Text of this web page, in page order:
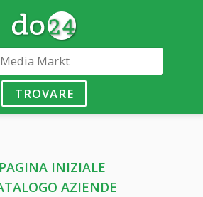
TROVARE
PAGINA INIZIALE
AZIENDE